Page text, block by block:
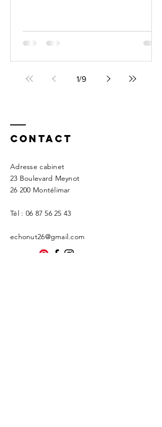
plus bas). Elle permet d'optimiser
l'assimilation des nutriments en
pancréas, foie). 1/9
Contact
Adresse cabinet
23 Boulevard Meynot
26 200 Montélimar
Tél : 06 87 56 25 43
echonut26@gmail.com